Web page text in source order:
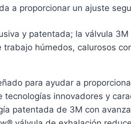
a proporcionar un ajuste
y patentada; la válvula
húmedos, calurosos
para ayudar a
innovadores y
patentada de 3M con